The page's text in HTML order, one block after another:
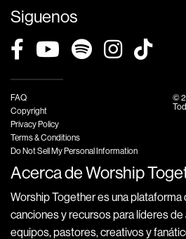
Siguenos
FAQ
Copyright
Privacy Policy
Terms & Conditions
Do Not Sell My Personal Information
©
Acerca de Worship
Worship Together es una
canciones y recursos para líderes
equipos, pastores, creativos y